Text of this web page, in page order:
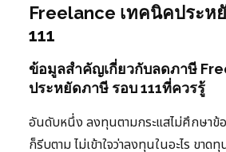
Freelance เทคนิคประห
111
ข้อมูลสำคัญเกี่ยวกับลดภาษี
ประหยัดภาษี รอบ 111ที่ควรรู้
อันดับหนึ่ง ลงทุนตามกระแสไม่ศึกษาข้อ
ก็รีบตาม ไม่เข้าใจว่าลงทุนในอะไร ขา